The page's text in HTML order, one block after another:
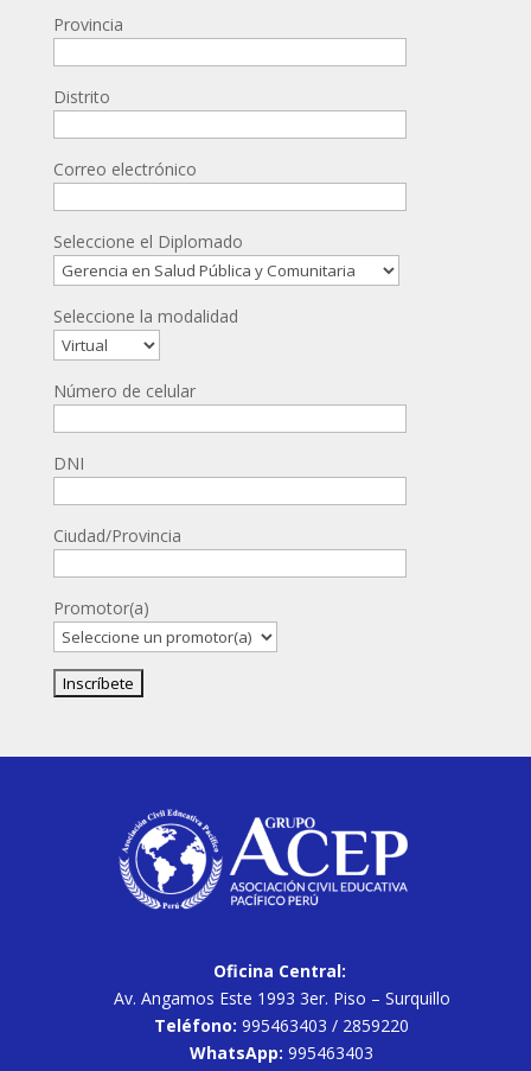
Provincia
Distrito
Correo electrónico
Seleccione el Diplomado
Seleccione la modalidad
Número de celular
DNI
Ciudad/Provincia
Promotor(a)
Oficina Central:
Av. Angamos Este 1993 3er. Piso – Surquillo
Teléfono: 995463403 / 2859220
WhatsApp: 995463403